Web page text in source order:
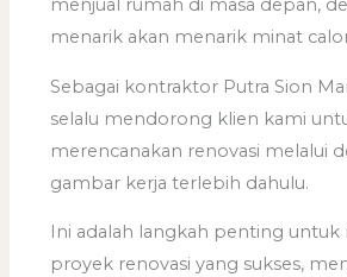
menjual rumah di masa depan,
menarik akan menarik minat
Sebagai kontraktor Putra Sion
selalu mendorong klien kami
merencanakan renovasi melalui
gambar kerja terlebih dahulu.
Ini adalah langkah penting untuk
proyek renovasi yang sukses,